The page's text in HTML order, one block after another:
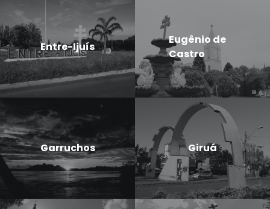
Entre-Ijuís
Eugênio de
Castro
Garruchos Giruá